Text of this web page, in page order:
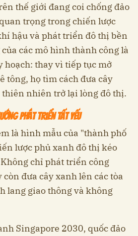
thế giới đang coi chống đảo
trọng trong chiến lược
hậu và phát triển đô thị bền
các mô hình thành công là
hoạch: thay vì tiếp tục mở
tông, họ tìm cách đưa cây
thiên nhiên trở lại lòng đô thị.
phát triển tất yếu
là hình mẫu của "thành phố
lược phủ xanh đô thị kéo
chỉ phát triển công
đưa cây xanh lên các tòa
lang giao thông và không
Singapore 2030, quốc đảo